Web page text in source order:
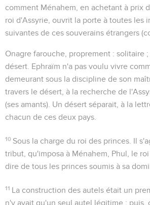
comment Ménahem, en achetant à prix
roi d'Assyrie, ouvrit la porte à toutes les
suivantes de ces souverains étrangers
Onagre farouche , proprement : solitaire
désert. Ephraïm n'a pas voulu vivre
demeurant sous la discipline de son
travers le désert, à la recherche de
(ses amants). Un désert séparait, à la
chacun de ces deux pays.
10 Sous la charge du roi des princes . Il
tribut, qu'imposa à Ménahem, Phul, le
dire de tous les princes soumis à sa
11 La construction des autels était un
n'y avait qu'un seul autel légitime ; puis,